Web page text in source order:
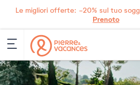
Le migliori offerte: -20% sul tuo
Prenoto